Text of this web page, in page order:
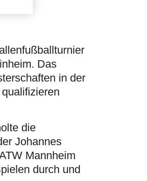
Das
in der
die
Johannes
Mannheim
durch und